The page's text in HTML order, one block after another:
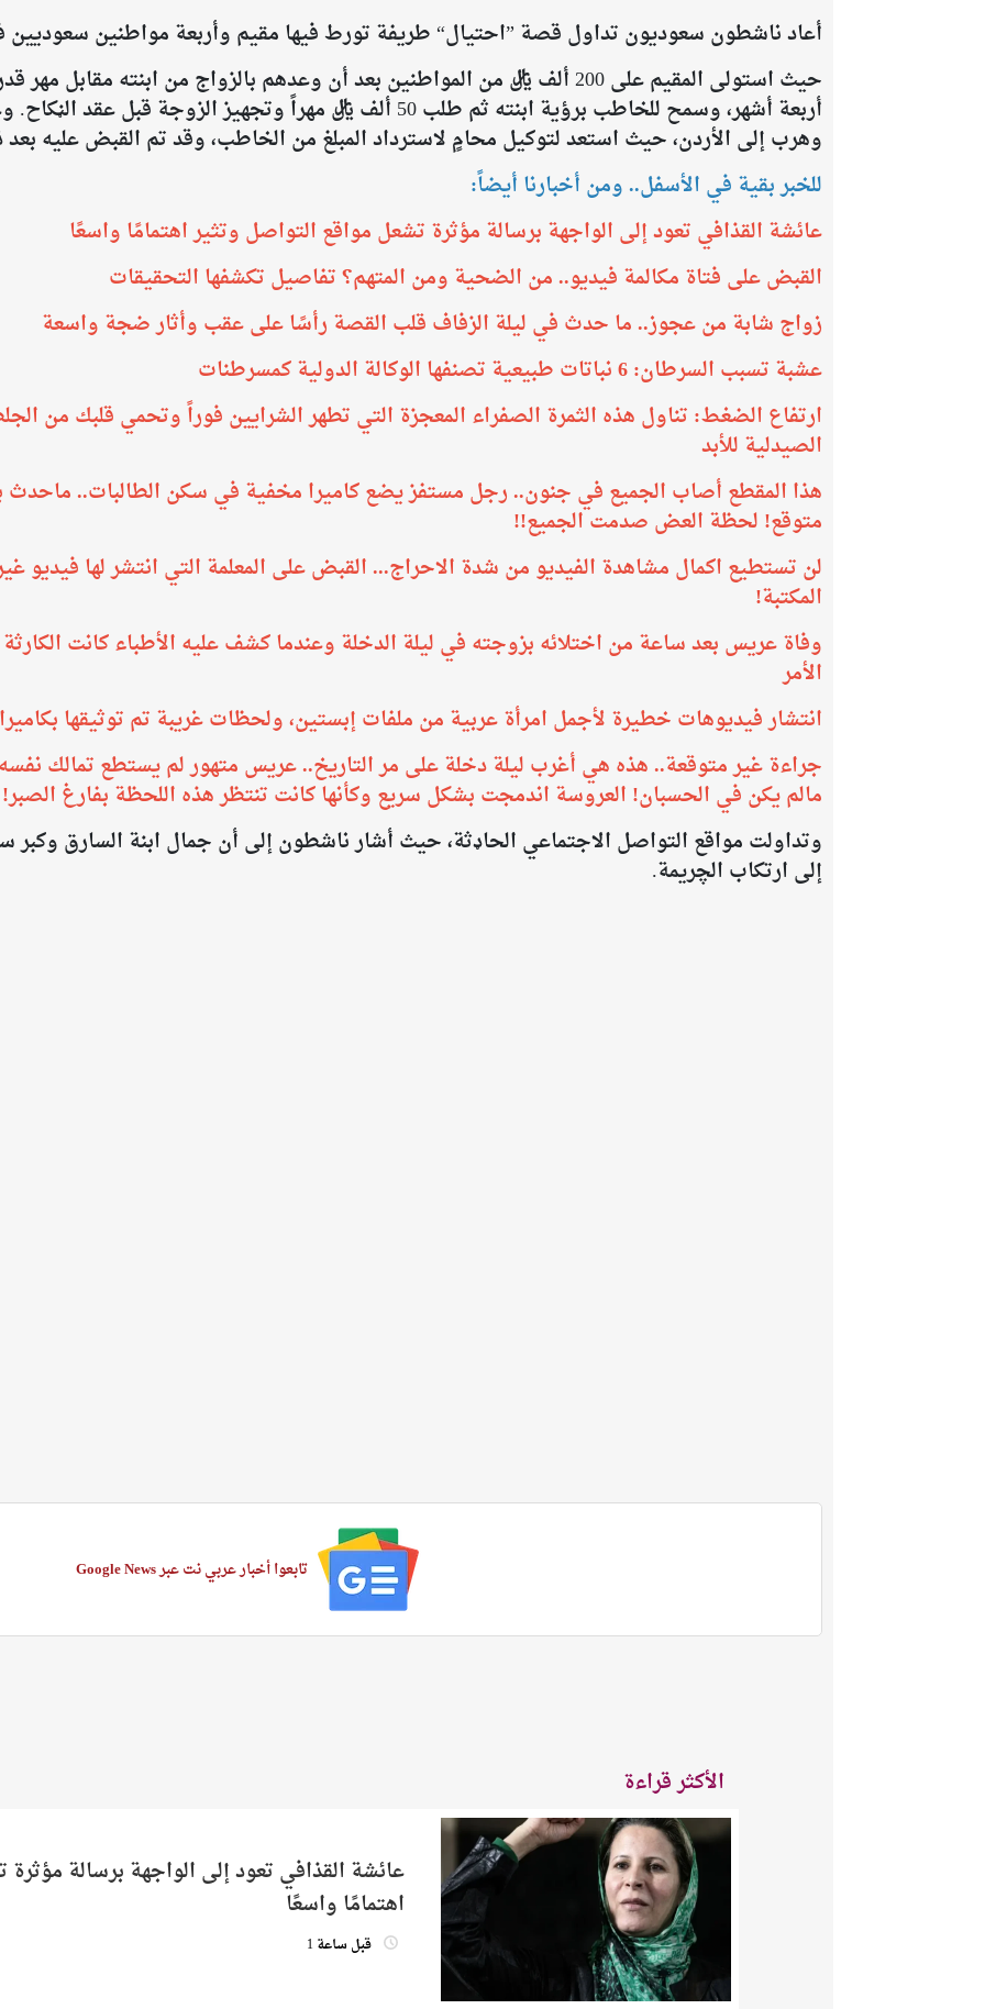
أعاد ناشطون سعوديون تداول قصة ”احتيال“ طريفة تورط فيها مقيم وأربعة مواطنين سعوديين
أربعة أشهر، وسمح للخاطب برؤية ابنته ثم طلب 50 ألف ريال مهراً وتجهيز
وهرب إلى الأردن، حيث استعد لتوكيل محامٍ لاسترداد المبلغ من الخاطب، وقد تم القبض عليه
للخبر بقية في الأسفل.. ومن أخبارنا أيضاً:
عائشة القذافي تعود إلى الواجهة برسالة مؤثرة تشعل مواقع التواصل وتثير اهتمامًا واسعًا
القبض على فتاة مكالمة فيديو.. من الضحية ومن المتهم؟ تفاصيل تكشفها التحقيقات
زواج شابة من عجوز.. ما حدث في ليلة الزفاف قلب القصة رأسًا على عقب وأثار ضجة واسعة
عشبة تسبب السرطان: 6 نباتات طبيعية تصنفها الوكالة الدولية كمسرطنات
ارتفاع الضغط: تناول هذه الثمرة الصفراء المعجزة التي تطهر الشرايين فوراً وتحمي قلبك من
الصيدلية للأبد
هذا المقطع أصاب الجميع في جنون.. رجل مستفز يضع كاميرا مخفية في سكن الطالبات..
متوقع! لحظة العض صدمت الجميع!!
لن تستطيع اكمال مشاهدة الفيديو من شدة الاحراج... القبض على المعلمة التي انتشر لها فيديو
المكتبة!
وفاة عريس بعد ساعة من اختلائه بزوجته في ليلة الدخلة وعندما كشف عليه الأطباء كانت
الأمر
انتشار فيديوهات خطيرة لأجمل امرأة عربية من ملفات إبستين، ولحظات غريبة تم توثيقها
جراءة غير متوقعة.. هذه هي أغرب ليلة دخلة على مر التاريخ.. عريس متهور لم يستطع تمالك
مالم يكن في الحسبان! العروسة اندمجت بشكل سريع وكأنها كانت تنتظر هذه اللحظة بفارغ الصبر!
وتداولت مواقع التواصل الاجتماعي الحاډثة، حيث أشار ناشطون إلى أن جمال ابنة السارق وكبر
إلى ارتكاب الچريمة.
تابعوا أخبار عربي نت عبر Google News
الأكثر قراءة
عائشة القذافي تعود إلى الواجهة برسالة
اهتمامًا واسعًا
قبل ساعة 1